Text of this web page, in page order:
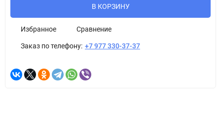
В КОРЗИНУ
Избранное Сравнение
Заказ по телефону: +7 977 330-37-37